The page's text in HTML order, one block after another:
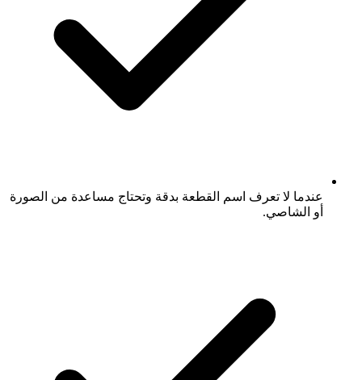
عندما لا تعرف اسم القطعة بدقة وتحتاج مساعدة من الصورة
أو الشاصي.